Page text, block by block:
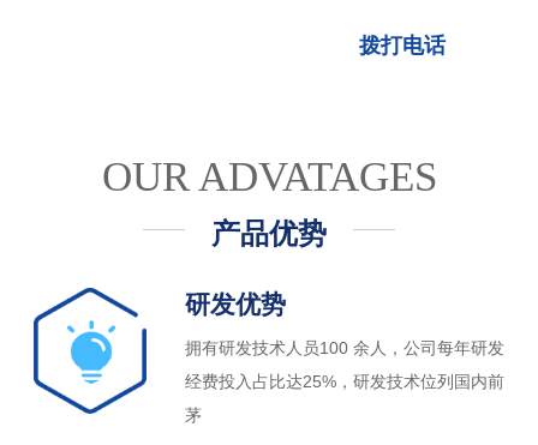
拨打电话
OUR ADVATAGES
产品优势
研发优势
拥有研发技术人员100 余人，公司每年研发
经费投入占比达25%，研发技术位列国内前
茅